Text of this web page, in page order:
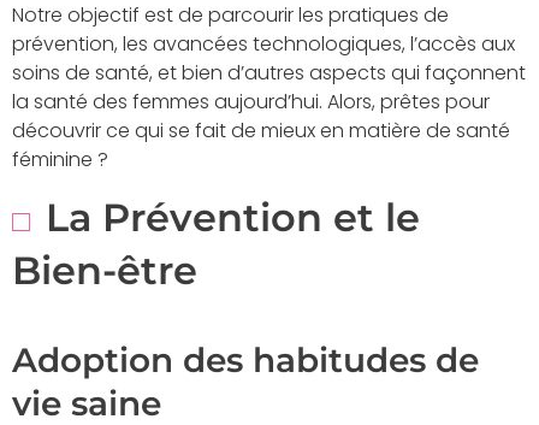
Notre objectif est de parcourir les pratiques de
prévention, les avancées technologiques, l’accès aux
soins de santé, et bien d’autres aspects qui façonnent
la santé des femmes aujourd’hui. Alors, prêtes pour
découvrir ce qui se fait de mieux en matière de santé
féminine ?
La Prévention et le
Bien-être
Adoption des habitudes de
vie saine